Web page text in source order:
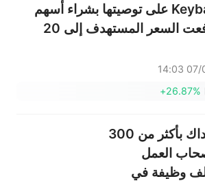
أبقت شركة Keybanc على توصيتها بشراء أسهم
شركة FIGS، ورفعت السعر المستهدف إلى 20
07/08
+26.87%
ارتفع مؤشر ناسداك بأكثر من 300
العمل
23 ألف وظيفة في